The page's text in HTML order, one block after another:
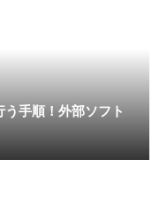
手順！外部ソフト